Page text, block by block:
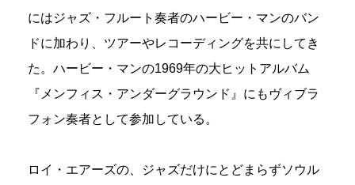
にはジャズ・フルート奏者のハービー・マンのバン
ドに加わり、ツアーやレコーディングを共にしてき
た。ハービー・マンの1969年の大ヒットアルバム
『メンフィス・アンダーグラウンド』にもヴィブラ
フォン奏者として参加している。
ロイ・エアーズの、ジャズだけにとどまらずソウル